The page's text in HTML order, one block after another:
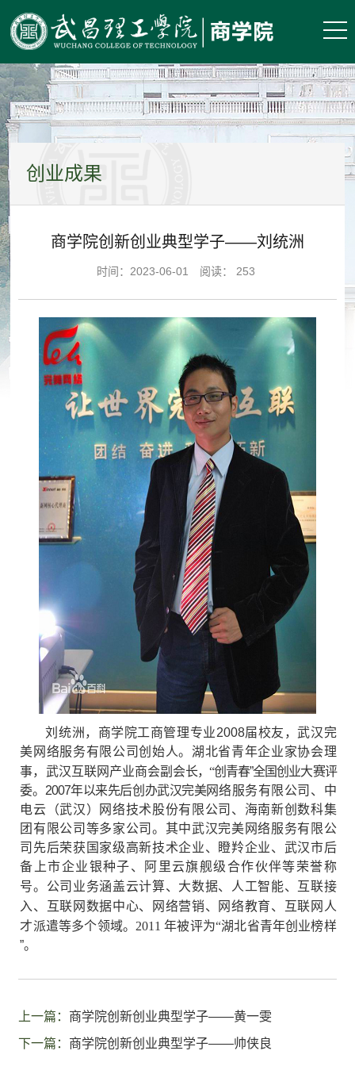
创业成果
商学院创新创业典型学子——刘统洲
时间：2023-06-01 阅读： 253
刘统洲， 商学院工商管理专业2008届校友，武汉完
美网络服务有限公司创始人。湖北省青年企业家协会理
事，武汉互联网产业商会副会长，“创青春”全国创业大赛评
委。2007年以来先后创办武汉完美网络服务有限公司、中
电云（武汉）网络技术股份有限公司、海南新创数科集
团有限公司等多家公司。其中武汉完美网络服务有限公
司先后荣获国家级高新技术企业、瞪羚企业、武汉市后
备上市企业银种子、
阿里云旗舰级合作伙伴等荣誉称
号。公司业务涵盖云计算、 大数据、
人工智能、互联接
入、互联网数据中心、网络营销、网络教育、互联网人
才派遣等多个领域。 2011 年被评为“湖北省青年创业榜样
”。
上一篇： 商学院创新创业典型学子——黄一雯
下一篇： 商学院创新创业典型学子——帅侠良